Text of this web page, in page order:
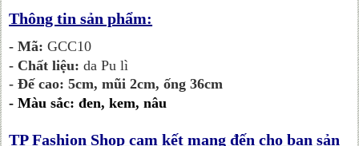
Thông tin sản phẩm:
- Mã: GCC10
- Chất liệu:da Pu lì
- Đế cao: 5cm, mũi 2cm, ống 36cm
-Màu sắc: đen, kem, nâu
TP Fashion Shop cam kết mang đến cho bạn sản